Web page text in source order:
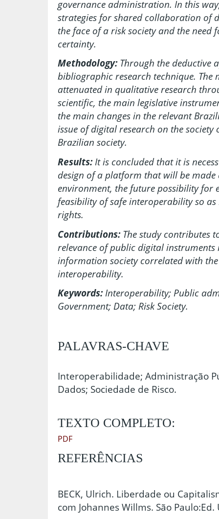
governance administration. In this
strategies for shared collaboration of
the face of a risk society and the
certainty.
Methodology:Through the deductive
bibliographic research technique. The
attenuated in qualitative research
scientific, the main legislative
the main changes in the relevant
issue of digital research on the society
Brazilian society.
Results:It is concluded that it is
design of a platform that will be
environment, the future possibility for
feasibility of safe interoperability so
rights.
Contributions:The study contributes
relevance of public digital
information society correlated with
interoperability.
Keywords:Interoperability; Public
Government; Data; Risk Society.
PALAVRAS-CHAVE
Interoperabilidade; Administração
Dados; Sociedade de Risco.
TEXTO COMPLETO:
PDF
REFERÊNCIAS
BECK, Ulrich. Liberdade ou
com Johannes Willms. São